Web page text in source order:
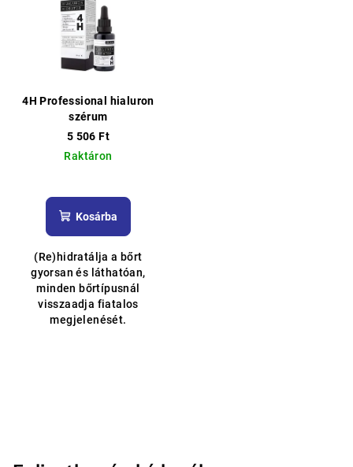
4H Professional hialuron
szérum
5 506 Ft
Raktáron
termék
átlagos
értékelése
ből
5,0
csillag.
Kosárba
(Re)hidratálja a bőrt
gyorsan és láthatóan,
minden bőrtípusnál
visszaadja fiatalos
megjelenését.